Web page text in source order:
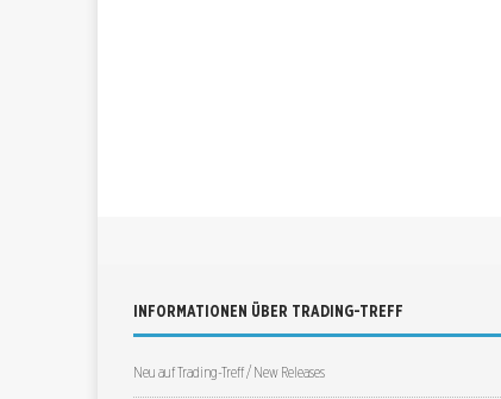
INFORMATIONEN ÜBER TRADING-TREFF
Neu auf Trading-Treff / New Releases